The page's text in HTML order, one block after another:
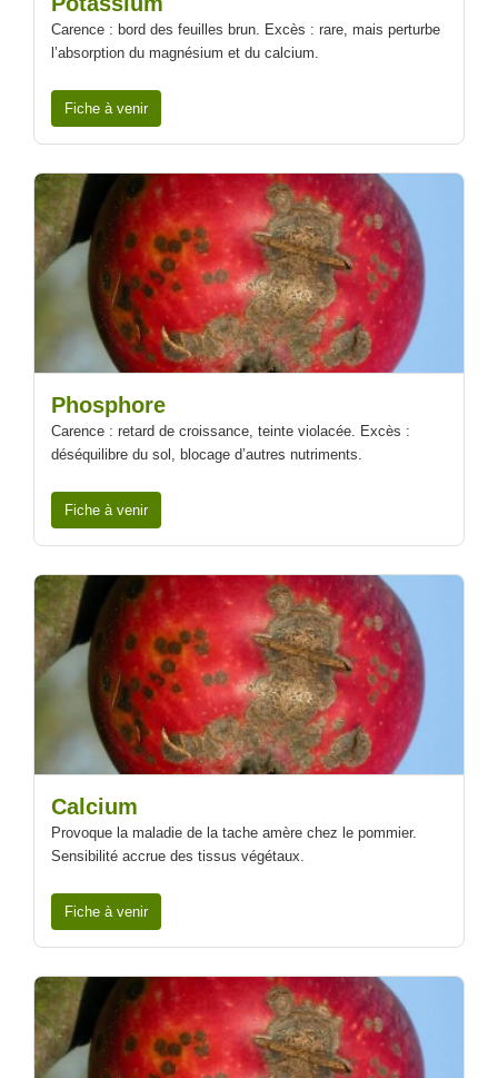
Carence : bord des feuilles brun. Excès : rare, mais perturbe
l’absorption du magnésium et du calcium.
Fiche à venir
Phosphore
Carence : retard de croissance, teinte violacée. Excès :
déséquilibre du sol, blocage d’autres nutriments.
Fiche à venir
Calcium
Provoque la maladie de la tache amère chez le pommier.
Sensibilité accrue des tissus végétaux.
Fiche à venir